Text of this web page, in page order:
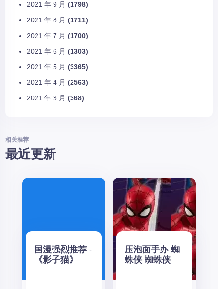
2021 年 9 月 (1798)
2021 年 8 月 (1711)
2021 年 7 月 (1700)
2021 年 6 月 (1303)
2021 年 5 月 (3365)
2021 年 4 月 (2563)
2021 年 3 月 (368)
相关推荐
最近更新
国漫强烈推荐 -
《影子猫》
压泡面手办 蜘
蛛侠 蜘蛛侠